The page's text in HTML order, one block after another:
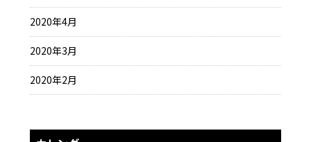
2020年4月
2020年3月
2020年2月